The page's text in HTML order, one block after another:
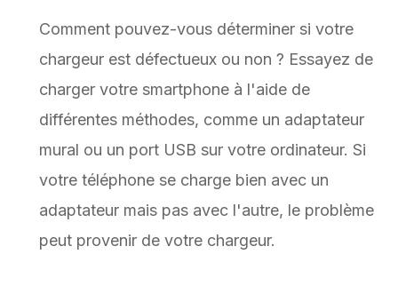
Comment pouvez-vous déterminer si votre
chargeur est défectueux ou non ? Essayez de
charger votre smartphone à l'aide de
différentes méthodes, comme un adaptateur
mural ou un port USB sur votre ordinateur. Si
votre téléphone se charge bien avec un
adaptateur mais pas avec l'autre, le problème
peut provenir de votre chargeur.